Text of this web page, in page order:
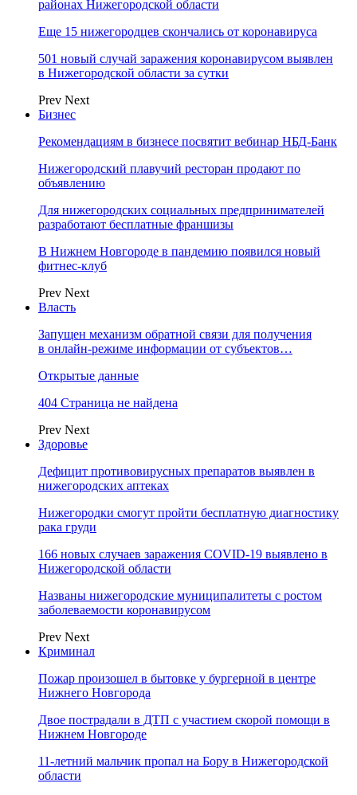
районах Нижегородской области
Еще 15 нижегородцев скончались от коронавируса
501 новый случай заражения коронавирусом выявлен
в Нижегородской области за сутки
Prev Next
Бизнес
Рекомендациям в бизнесе посвятит вебинар НБД-Банк
Нижегородский плавучий ресторан продают по
объявлению
Для нижегородских социальных предпринимателей
разработают бесплатные франшизы
В Нижнем Новгороде в пандемию появился новый
фитнес-клуб
Prev Next
Власть
Запущен механизм обратной связи для получения
в онлайн-режиме информации от субъектов…
Открытые данные
404 Страница не найдена
Prev Next
Здоровье
Дефицит противовирусных препаратов выявлен в
нижегородских аптеках
Нижегородки смогут пройти бесплатную диагностику
рака груди
166 новых случаев заражения COVID-19 выявлено в
Нижегородской области
Названы нижегородские муниципалитеты с ростом
заболеваемости коронавирусом
Prev Next
Криминал
Пожар произошел в бытовке у бургерной в центре
Нижнего Новгорода
Двое пострадали в ДТП с участием скорой помощи в
Нижнем Новгороде
11-летний мальчик пропал на Бору в Нижегородской
области